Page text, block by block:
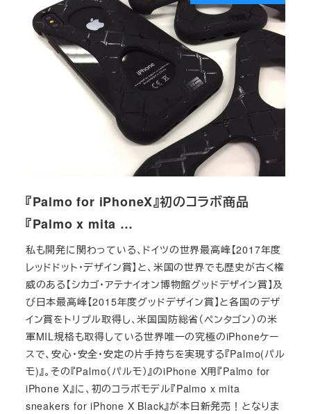
『Palmo for iPhoneX』初のコラボ商品
『Palmo x mita …
私も開発に関わっている、ドイツの世界最高峰【2017年度
レッドドット・デザイン賞】と、米国の世界でも歴史が古く権
威のある【シカゴ・アテナイオン博物館グッドデザイン賞】及
び日本最高峰【2015年度グッドデザイン賞】と各国のデザ
イン賞をトリプル取得し、米国国防総省（ペンタゴン）の米
軍MIL規格も取得している世界唯一の究極のiPhoneケー
スで、安心・安全・安定の片手持ちを実現する『Palmo(パル
モ)』。その『Palmo（パルモ）』のiPhone X用『Palmo for
iPhone X』に、初のコラボモデル『Palmo x mita
sneakers for iPhone X Black』が本日新発売！となりま